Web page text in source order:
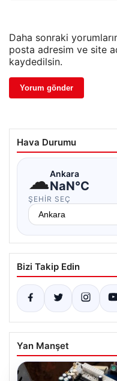
Daha sonraki
posta adresim ve site
kaydedilsin.
Hava Durumu
☁Ankara
NaN°C
ŞEHIR SEÇ
Bizi Takip Edin
Yan Manşet